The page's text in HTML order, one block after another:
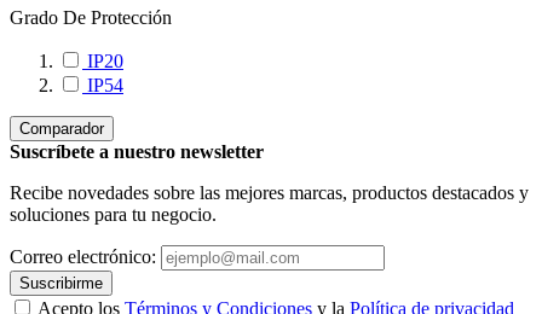
Grado De Protección
IP20
IP54
Comparador
Suscríbete a nuestro newsletter
Recibe novedades sobre las mejores marcas, productos destacados y
soluciones para tu negocio.
Correo electrónico:
Suscribirme
Acepto los Términos y Condiciones y la Política de privacidad